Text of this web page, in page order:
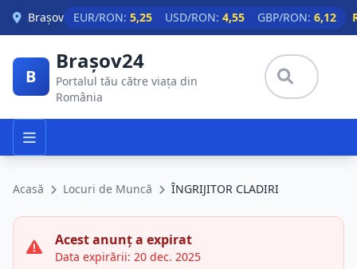
Skip to main content
Brașov EUR/RON: 5,25 USD/RON: 4,55 GBP/RON: 6,12
B
Brașov24
Portalul tău către viața din
România
Acasă Locuri de Muncă ÎNGRIJITOR CLADIRI
Acest anunț a expirat
Data expirării: 20 dec. 2025